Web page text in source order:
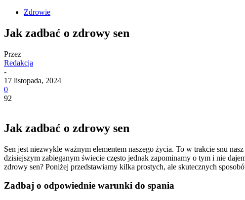
Zdrowie
Jak zadbać o zdrowy sen
Przez
Redakcja
-
17 listopada, 2024
0
92
Jak zadbać o zdrowy sen
Sen jest niezwykle ważnym elementem naszego życia. To w trakcie snu
dzisiejszym zabieganym świecie często jednak zapominamy o tym i nie
zdrowy sen? Poniżej przedstawiamy kilka prostych, ale skutecznych
Zadbaj o odpowiednie warunki do spania